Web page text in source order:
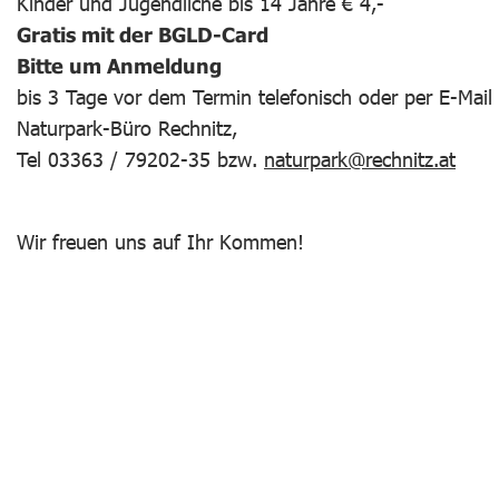
Gratis mit der BGLD-Card
Bitte um Anmeldung
bis 3 Tage vor dem Termin telefonisch oder per E-Mail
Naturpark-Büro Rechnitz,
Tel 03363 / 79202-35 bzw. naturpark@rechnitz.at
Wir freuen uns auf Ihr Kommen!